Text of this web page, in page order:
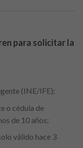
para solicitar la
(INE/IFE);
o cédula de
de 10 años;
válido hace 3